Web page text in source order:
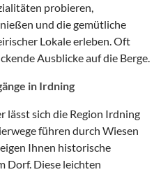
probieren,
und die gemütliche
Lokale erleben. Oft
Ausblicke auf die Berge.
in Irdning
lässt sich die Region Irdning
führen durch Wiesen
Ihnen historische
Dorf. Diese leichten